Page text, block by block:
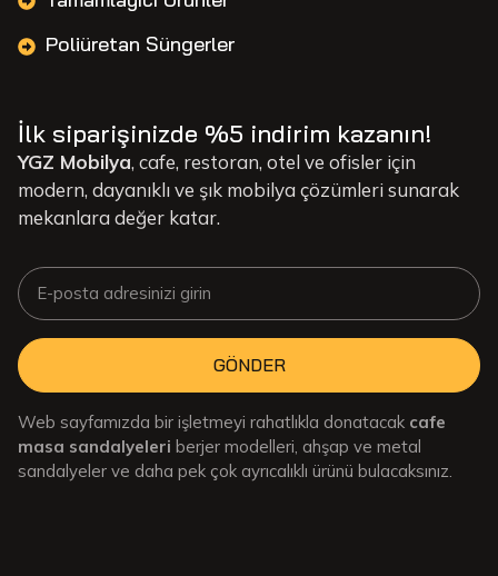
Poliüretan Süngerler
İlk siparişinizde %5 indirim kazanın!
YGZ Mobilya, cafe, restoran, otel ve ofisler için
modern, dayanıklı ve şık mobilya çözümleri sunarak
mekanlara değer katar.
GÖNDER
Web sayfamızda bir işletmeyi rahatlıkla donatacak cafe
masa sandalyeleri berjer modelleri, ahşap ve metal
sandalyeler ve daha pek çok ayrıcalıklı ürünü bulacaksınız.